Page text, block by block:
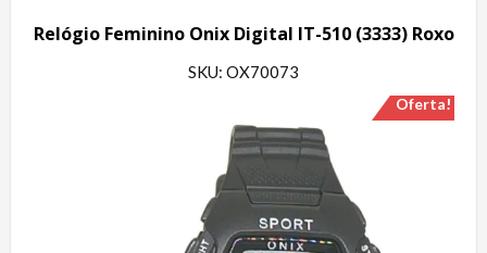
Relógio Feminino Onix Digital IT-510 (3333) Roxo
SKU: OX70073
Oferta!